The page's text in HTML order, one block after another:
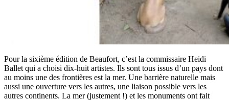
Pour la sixième édition de Beaufort, c’est la commissaire Heidi
Ballet qui a choisi dix-huit artistes. Ils sont tous issus d’un pays dont
au moins une des frontières est la mer. Une barrière naturelle mais
aussi une ouverture vers les autres, une liaison possible vers les
autres continents. La mer (justement !) et les monuments ont fait